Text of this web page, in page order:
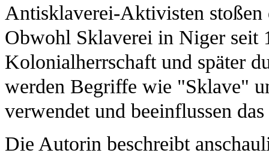
Antisklaverei-Aktivisten stoßen
Obwohl Sklaverei in Niger seit
Kolonialherrschaft und später
werden Begriffe wie "Sklave"
verwendet und beeinflussen
Die Autorin beschreibt